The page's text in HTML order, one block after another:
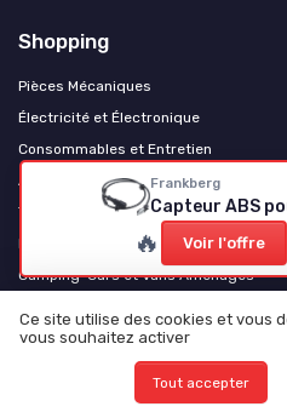
Frankberg
Capteur ABS
🔥 Voir l'offre
Shopping
Pièces Mécaniques
Électricité et Électronique
Consommables et Entretien
Accessoires et Gadgets
Tuning et Personnalisation
Motos et Scooters
Camping-Cars et Vans Aménagés
Véhicules Électriques
Levage et équipement d'atelier
Ce site utilise des cookies et vous
vous souhaitez activer
Tout accepter